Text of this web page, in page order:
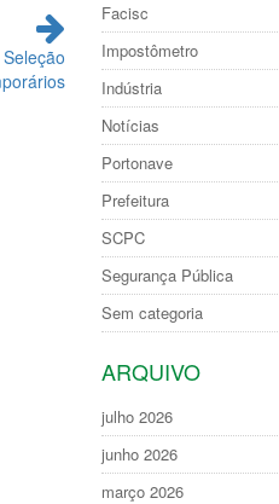
Facisc
Impostômetro
Indústria
Notícias
Portonave
Prefeitura
SCPC
Segurança Pública
Sem categoria
ARQUIVO
julho 2026
junho 2026
março 2026